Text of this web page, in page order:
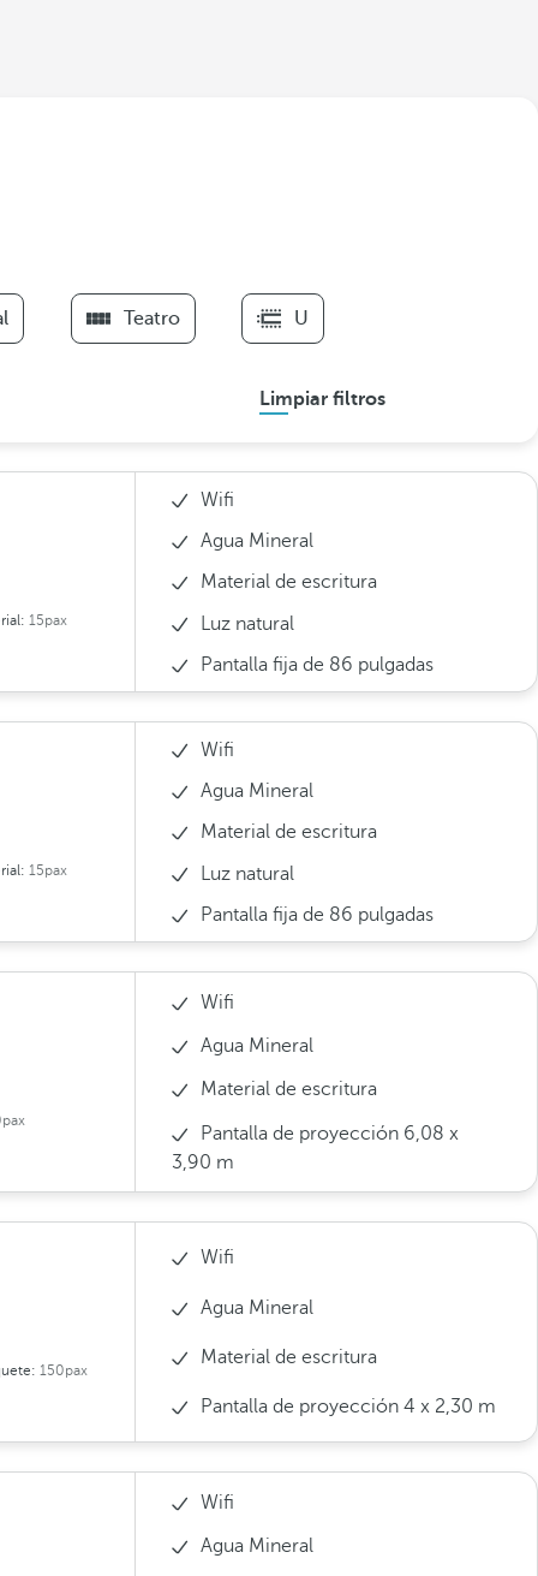
Teatro U
Limpiar filtros
15pax
Wifi
Agua Mineral
Material de escritura
Luz natural
Pantalla fija de 86 pulgadas
15pax
Wifi
Agua Mineral
Material de escritura
Luz natural
Pantalla fija de 86 pulgadas
Wifi
Agua Mineral
Material de escritura
Pantalla de proyección 6,08 x
3,90 m
150pax
Wifi
Agua Mineral
Material de escritura
Pantalla de proyección 4 x 2,30 m
Wifi
Agua Mineral